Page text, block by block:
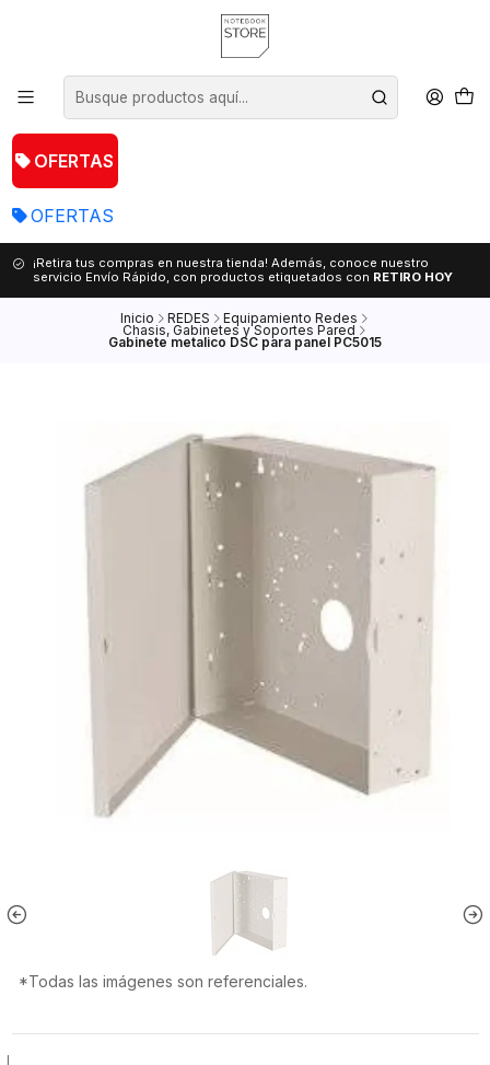
OFERTAS
OFERTAS
¡Retira tus compras en nuestra tienda! Además, conoce nuestro
servicio Envío Rápido, con productos etiquetados con RETIRO HOY
Inicio REDES Equipamiento Redes
Chasis, Gabinetes y Soportes Pared
Gabinete metalico DSC para panel PC5015
*Todas las imágenes son referenciales.